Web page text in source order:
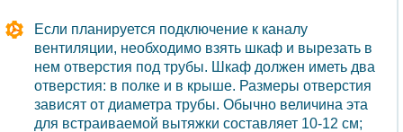
Если планируется подключение к каналу
вентиляции, необходимо взять шкаф и вырезать в
нем отверстия под трубы. Шкаф должен иметь два
отверстия: в полке и в крыше. Размеры отверстия
зависят от диаметра трубы. Обычно величина эта
для встраиваемой вытяжки составляет 10-12 см;